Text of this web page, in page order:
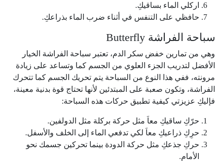
اركلي الماء بساقيكِ.
حافظي على التنفس في أثناء ضرب الماء بذراعكِ.
سباحة الفراشة Butterfly
وهي من تمارين خفض سكر الدم، تعتبر سباحة الفراشة الخيار
الأفضل لتدريب الجزء العلوي من الجسم كما وتساعد على زيادة
مرونته، ففي هذا النوع من السباحة يتم تحريك الجسم كما تتحرك
الفراشة، وتكون صعبة على المبتدئين لأنها تحتاج قوة بدنية معينة،
فإليكِ عزيزتي كيفية تطبيق حركات هذه السباحة:
حرّكِ ساقيكِ معاَ مثل حركة بركلة مثل الدولفين.
حرِكِ ذراعيكِ معاَ لكي تدفعي الماء إلى الخلف والأسفل.
حركِ جذعكِ مثل حركة الدودة بينما تحركين جسمك نحو
الأمام.